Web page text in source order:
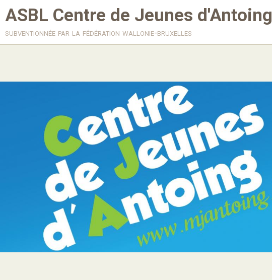
ASBL Centre de Jeunes d'Antoing
subventionnée par la fédération wallonie-bruxelles